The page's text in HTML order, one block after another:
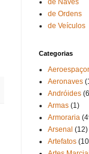
de Naves
de Ordens
de Veículos
Categorias
Aeronaves
Andróides
Armas (1)
Armoraria
Arsenal (12)
Artefatos